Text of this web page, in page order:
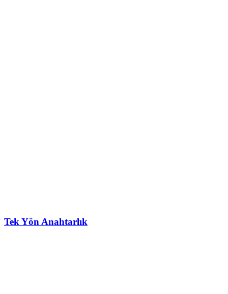
Tek Yön Anahtarlık